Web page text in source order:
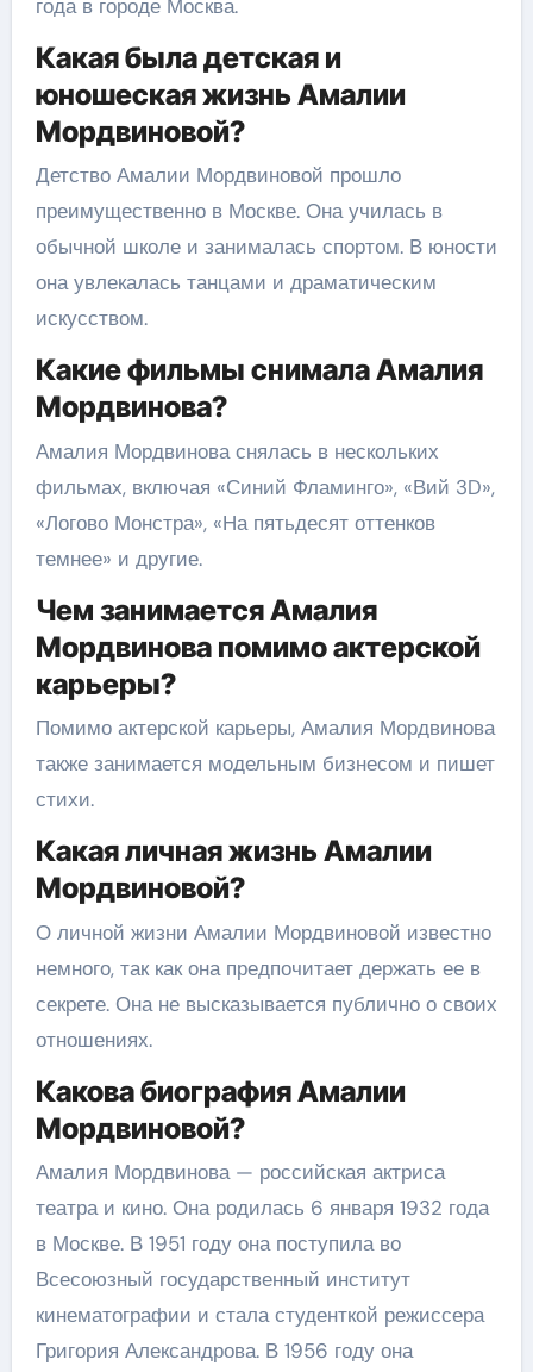
года в городе Москва.
Какая была детская и
юношеская жизнь Амалии
Мордвиновой?
Детство Амалии Мордвиновой прошло
преимущественно в Москве. Она училась в
обычной школе и занималась спортом. В юности
она увлекалась танцами и драматическим
искусством.
Какие фильмы снимала Амалия
Мордвинова?
Амалия Мордвинова снялась в нескольких
фильмах, включая «Синий Фламинго», «Вий 3D»,
«Логово Монстра», «На пятьдесят оттенков
темнее» и другие.
Чем занимается Амалия
Мордвинова помимо актерской
карьеры?
Помимо актерской карьеры, Амалия Мордвинова
также занимается модельным бизнесом и пишет
стихи.
Какая личная жизнь Амалии
Мордвиновой?
О личной жизни Амалии Мордвиновой известно
немного, так как она предпочитает держать ее в
секрете. Она не высказывается публично о своих
отношениях.
Какова биография Амалии
Мордвиновой?
Амалия Мордвинова — российская актриса
театра и кино. Она родилась 6 января 1932 года
в Москве. В 1951 году она поступила во
Всесоюзный государственный институт
кинематографии и стала студенткой режиссера
Григория Александрова. В 1956 году она